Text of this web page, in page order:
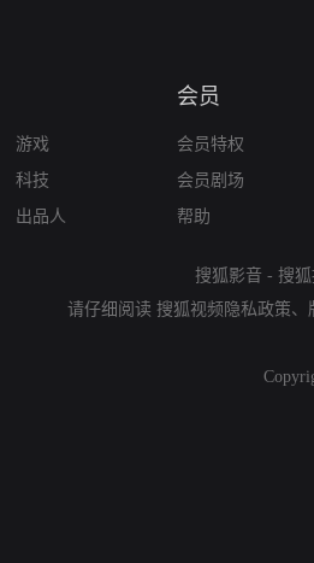
游戏
科技
出品人
会员
会员特权
会员剧场
帮助
搜狐影音 - 搜
请仔细阅读 搜狐视频隐私政策、